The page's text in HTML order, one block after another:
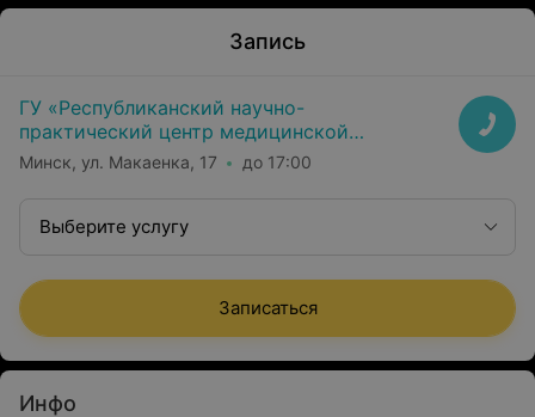
Запись
ГУ «Республиканский научно-
практический центр медицинской
экспертизы и реабилитаци»
Минск, ул. Макаенка, 17 до 17:00
Выберите услугу
Записаться
Инфо